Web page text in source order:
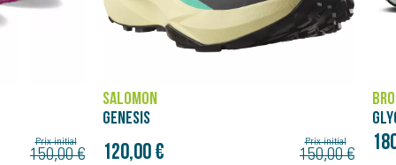
Prix initial
150,00 €
BROOKS
GLYCERIN 23
180,00 €